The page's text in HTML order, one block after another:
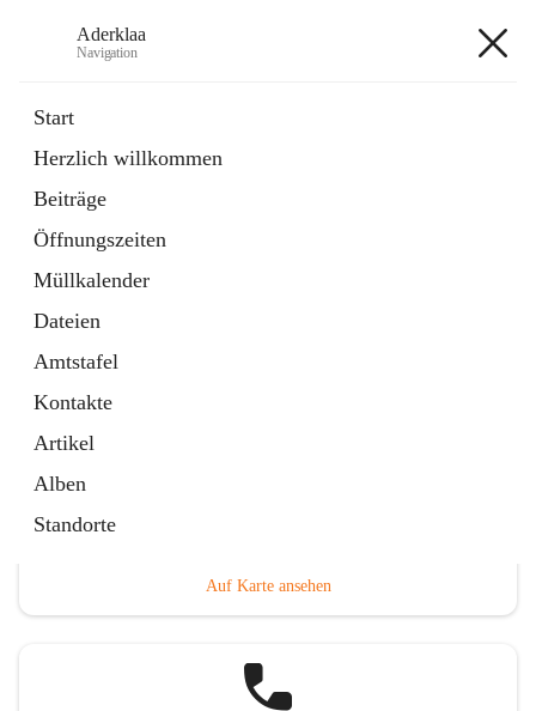
Aderklaa
Navigation
Start
Herzlich willkommen
Beiträge
Öffnungszeiten
Müllkalender
Dateien
Amtstafel
Kontakte
Artikel
Alben
Standorte
6 Schnellzugriffe
Gemeinde
3 Schnellzugriffe
Auf Karte ansehen